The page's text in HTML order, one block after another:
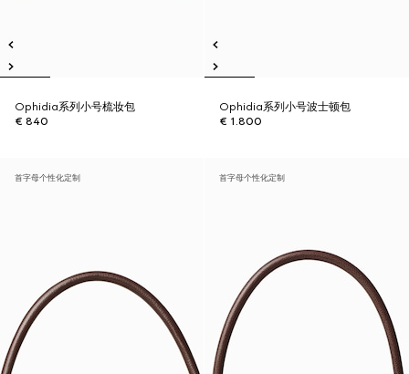
Ophidia系列小号梳妆包
€ 840
Ophidia系列小号波士顿包
€ 1.800
首字母个性化定制 首字母个性化定制